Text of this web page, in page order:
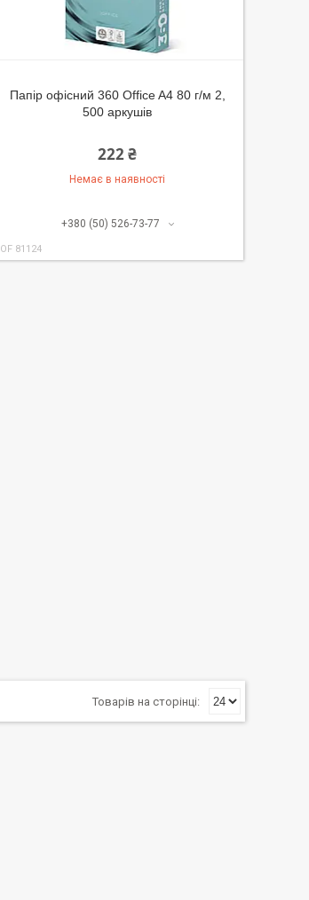
Папір офісний 360 Office A4 80 г/м 2,
500 аркушів
222 ₴
Немає в наявності
+380 (50) 526-73-77
OF 81124